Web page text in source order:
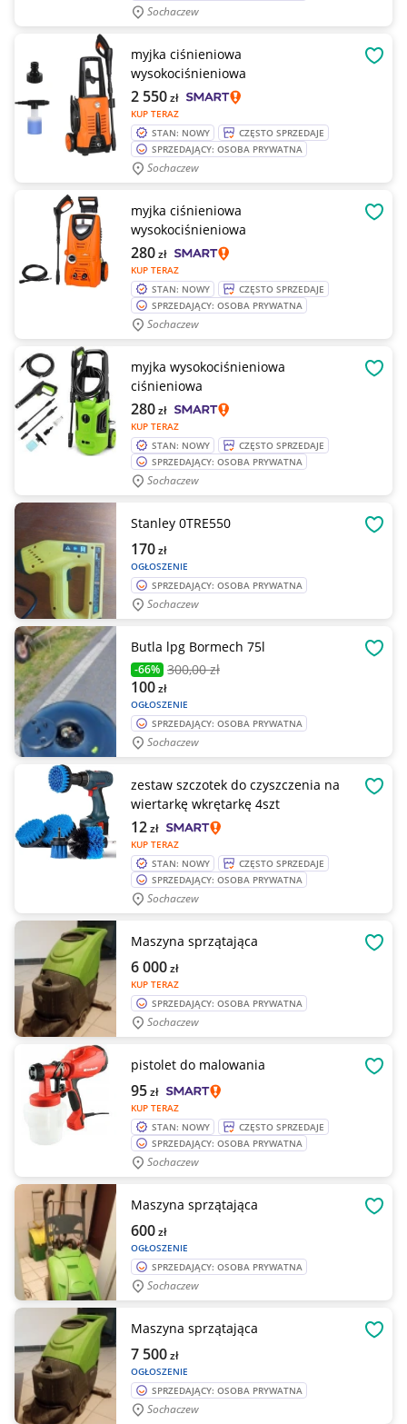
Sochaczew
myjka ciśnieniowa
wysokociśnieniowa
KUP TERAZ
2 550zł
STAN: NOWY
CZĘSTO SPRZEDAJE
SPRZEDAJĄCY: OSOBA PRYWATNA
Sochaczew
myjka ciśnieniowa
wysokociśnieniowa
KUP TERAZ
280zł
STAN: NOWY
CZĘSTO SPRZEDAJE
SPRZEDAJĄCY: OSOBA PRYWATNA
Sochaczew
myjka wysokociśnieniowa
ciśnieniowa
KUP TERAZ
280zł
STAN: NOWY
CZĘSTO SPRZEDAJE
SPRZEDAJĄCY: OSOBA PRYWATNA
Sochaczew
Stanley 0TRE550
OGŁOSZENIE
170zł
SPRZEDAJĄCY: OSOBA PRYWATNA
Sochaczew
Butla lpg Bormech 75l
-66% 300,00 zł
OGŁOSZENIE
100zł
SPRZEDAJĄCY: OSOBA PRYWATNA
Sochaczew
zestaw szczotek do czyszczenia na
wiertarkę wkrętarkę 4szt
KUP TERAZ
12zł
STAN: NOWY
CZĘSTO SPRZEDAJE
SPRZEDAJĄCY: OSOBA PRYWATNA
Sochaczew
Maszyna sprzątająca
KUP TERAZ
6 000zł
SPRZEDAJĄCY: OSOBA PRYWATNA
Sochaczew
pistolet do malowania
KUP TERAZ
95zł
STAN: NOWY
CZĘSTO SPRZEDAJE
SPRZEDAJĄCY: OSOBA PRYWATNA
Sochaczew
Maszyna sprzątająca
OGŁOSZENIE
600zł
SPRZEDAJĄCY: OSOBA PRYWATNA
Sochaczew
Maszyna sprzątająca
OGŁOSZENIE
7 500zł
SPRZEDAJĄCY: OSOBA PRYWATNA
Sochaczew